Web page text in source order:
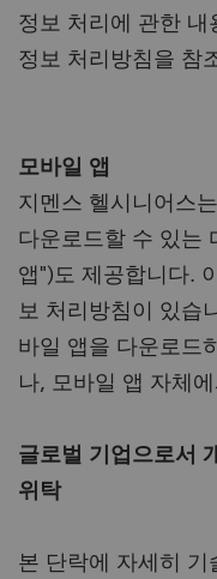
정보 처리에 관한 내
정보 처리방침을 참
모바일 앱
지멘스 헬시니어스
다운로드할 수 있는
앱")도 제공합니다.
보 처리방침이 있습
바일 앱을 다운로드
나, 모바일 앱 자체
글로벌 기업으로서
위탁
본 단락에 자세히 기